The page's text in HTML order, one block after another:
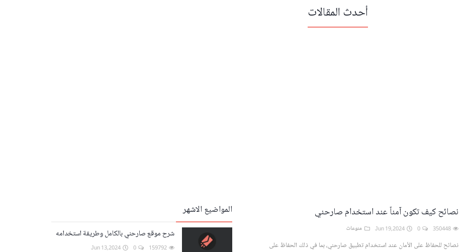
أحدث المقالات
المواضيع الاشهر
شرح موقع صارحني بالكامل وطريقة استخدامه
نصائح كيف تكون آمناً عند استخدام صارحني
منوعات
نصائح للحفاظ على الأمان عند استخدام تطبيق صارحني، بما في ذلك الحفاظ على